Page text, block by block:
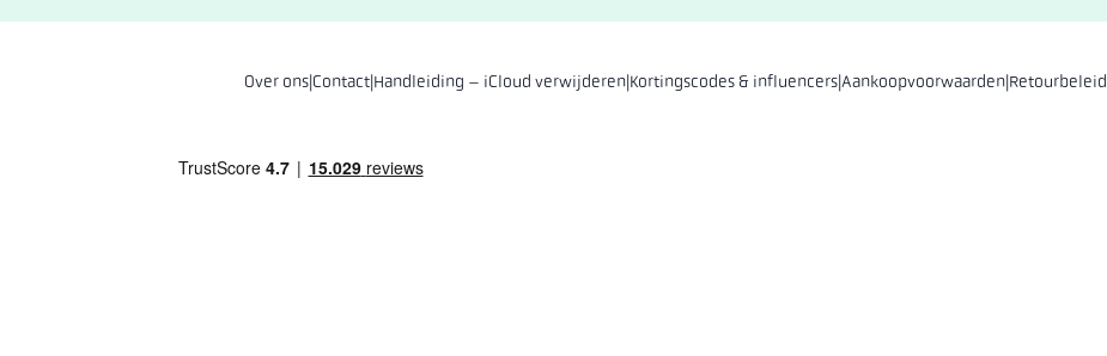
Over ons|Contact|Handleiding – iCloud verwijderen|Kortingscodes & influencers|Aankoopvoorwaarden|Retourbeleid